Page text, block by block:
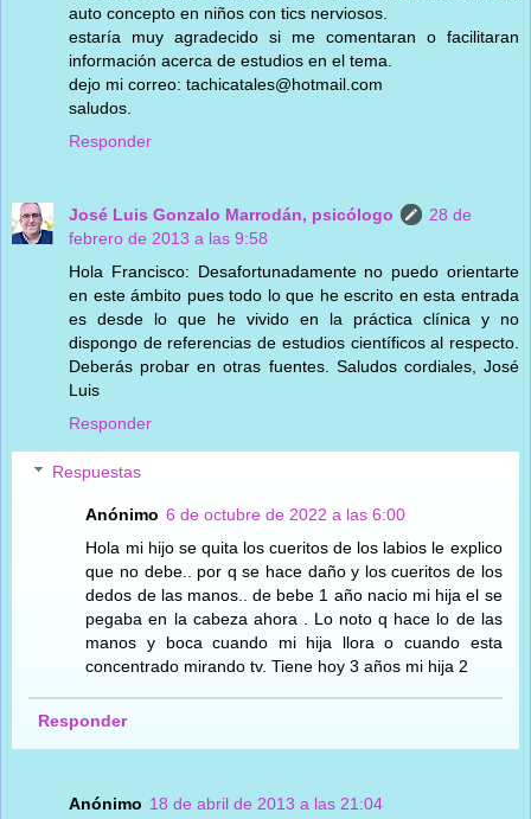
auto concepto en niños con tics nerviosos.
estaría muy agradecido si me comentaran o facilitaran
información acerca de estudios en el tema.
dejo mi correo: tachicatales@hotmail.com
saludos.
Responder
José Luis Gonzalo Marrodán, psicólogo
28 de
febrero de 2013 a las 9:58
Hola Francisco: Desafortunadamente no puedo orientarte
en este ámbito pues todo lo que he escrito en esta entrada
es desde lo que he vivido en la práctica clínica y no
dispongo de referencias de estudios científicos al respecto.
Deberás probar en otras fuentes. Saludos cordiales, José
Luis
Responder
Respuestas
Anónimo 6 de octubre de 2022 a las 6:00
Hola mi hijo se quita los cueritos de los labios le explico
que no debe.. por q se hace daño y los cueritos de los
dedos de las manos.. de bebe 1 año nacio mi hija el se
pegaba en la cabeza ahora . Lo noto q hace lo de las
manos y boca cuando mi hija llora o cuando esta
concentrado mirando tv. Tiene hoy 3 años mi hija 2
Responder
Anónimo 18 de abril de 2013 a las 21:04